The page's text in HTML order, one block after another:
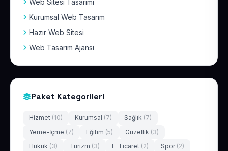
Web Sitesi Tasarımı
Kurumsal Web Tasarım
Hazır Web Sitesi
Web Tasarım Ajansı
Paket Kategorileri
Hizmet (10) Kurumsal (7) Sağlık (7)
Yeme-İçme (7) Eğitim (5) Güzellik (3)
Hukuk (3) Turizm (3) E-Ticaret (2) Spor (2)